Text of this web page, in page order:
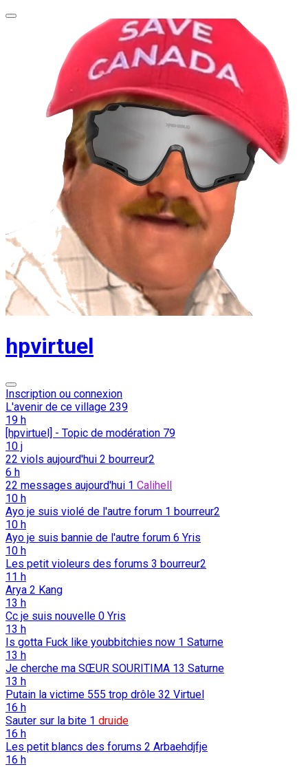
hpvirtuel
Inscription ou connexion
L'avenir de ce village 239
19 h
[hpvirtuel] - Topic de modération 79
10 j
22 viols aujourd'hui 2 bourreur2
6 h
22 messages aujourd'hui 1 Calihell
10 h
Ayo je suis violé de l'autre forum 1 bourreur2
10 h
Ayo je suis bannie de l'autre forum 6 Yris
10 h
Les petit violeurs des forums 3 bourreur2
11 h
Arya 2 Kang
13 h
Cc je suis nouvelle 0 Yris
13 h
Is gotta Fuck like youbbitchies now 1 Saturne
13 h
Je cherche ma SŒUR SOURITIMA 13 Saturne
13 h
Putain la victime 555 trop drôle 32 Virtuel
16 h
Sauter sur la bite 1 druide
16 h
Les petit blancs des forums 2 Arbaehdjfje
16 h